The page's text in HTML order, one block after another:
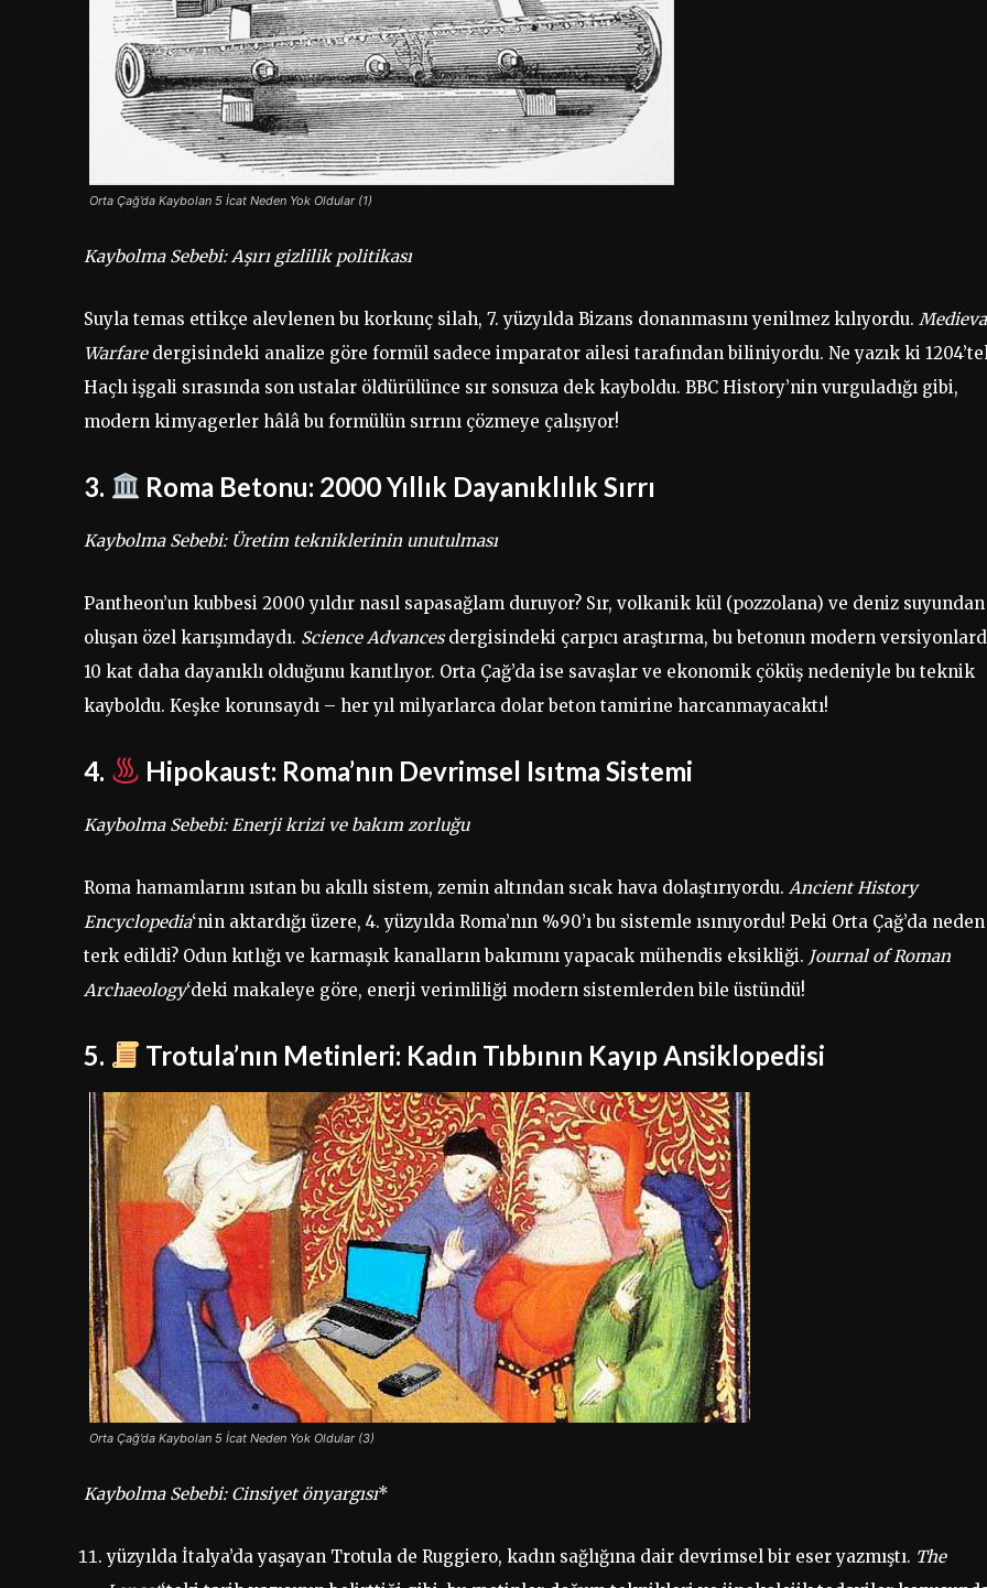
Orta Çağ’da Kaybolan 5 İcat Neden Yok Oldular (1)
Kaybolma Sebebi: Aşırı gizlilik politikası
Suyla temas ettikçe alevlenen bu korkunç silah, 7. yüzyılda Bizans donanmasını yenilmez kılıyordu.
Warfaredergisindeki analize göre formül sadece imparator ailesi tarafından biliniyordu. Ne yazık ki
Haçlı işgali sırasında son ustalar öldürülünce sır sonsuza dek kayboldu. BBC History’nin vurguladığı gibi,
modern kimyagerler hâlâ bu formülün sırrını çözmeye çalışıyor!
3. Roma Betonu: 2000 Yıllık Dayanıklılık Sırrı
Kaybolma Sebebi: Üretim tekniklerinin unutulması
Pantheon’un kubbesi 2000 yıldır nasıl sapasağlam duruyor? Sır, volkanik kül (pozzolana) ve deniz suyundan
oluşan özel karışımdaydı. Science Advancesdergisindeki çarpıcı araştırma, bu betonun modern
10 kat daha dayanıklı olduğunu kanıtlıyor. Orta Çağ’da ise savaşlar ve ekonomik çöküş nedeniyle bu teknik
kayboldu. Keşke korunsaydı – her yıl milyarlarca dolar beton tamirine harcanmayacaktı!
4. Hipokaust: Roma’nın Devrimsel Isıtma Sistemi
Kaybolma Sebebi: Enerji krizi ve bakım zorluğu
Roma hamamlarını ısıtan bu akıllı sistem, zemin altından sıcak hava dolaştırıyordu. Ancient History
Encyclopedia‘nin aktardığı üzere, 4. yüzyılda Roma’nın %90’ı bu sistemle ısınıyordu! Peki Orta Çağ’da neden
terk edildi? Odun kıtlığı ve karmaşık kanalların bakımını yapacak mühendis eksikliği. Journal of Roman
Archaeology‘deki makaleye göre, enerji verimliliği modern sistemlerden bile üstündü!
5. Trotula’nın Metinleri: Kadın Tıbbının Kayıp Ansiklopedisi
Orta Çağ’da Kaybolan 5 İcat Neden Yok Oldular (3)
Kaybolma Sebebi: Cinsiyet önyargısı*
yüzyılda İtalya’da yaşayan Trotula de Ruggiero, kadın sağlığına dair devrimsel bir eser yazmıştı. The